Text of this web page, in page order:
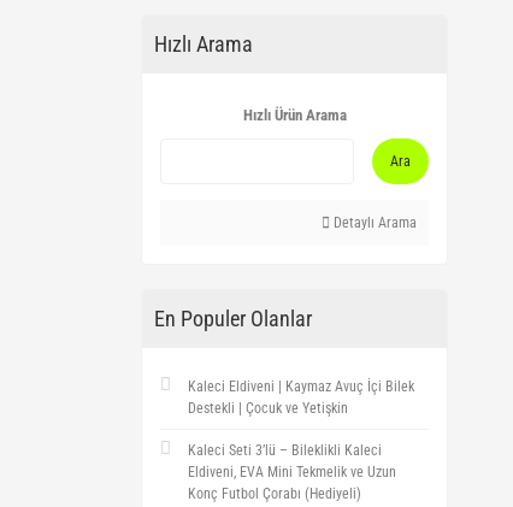
Hızlı Arama
Hızlı Ürün Arama
Ara
Detaylı Arama
En Populer Olanlar
Kaleci Eldiveni | Kaymaz Avuç İçi Bilek
Destekli | Çocuk ve Yetişkin
Kaleci Seti 3’lü – Bileklikli Kaleci
Eldiveni, EVA Mini Tekmelik ve Uzun
Konç Futbol Çorabı (Hediyeli)